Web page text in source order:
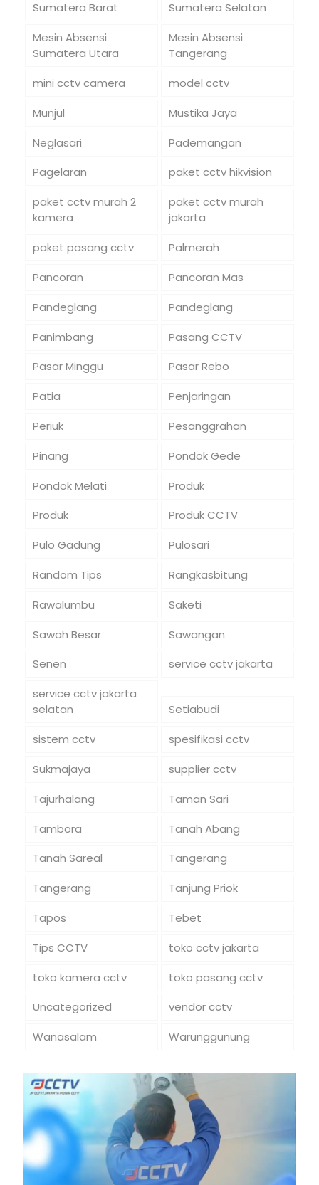
Sumatera Barat
Sumatera Selatan
Mesin Absensi
Sumatera Utara
Mesin Absensi
Tangerang
mini cctv camera
model cctv
Munjul
Mustika Jaya
Neglasari
Pademangan
Pagelaran
paket cctv hikvision
paket cctv murah 2
kamera
paket cctv murah
jakarta
paket pasang cctv
Palmerah
Pancoran
Pancoran Mas
Pandeglang
Pandeglang
Panimbang
Pasang CCTV
Pasar Minggu
Pasar Rebo
Patia
Penjaringan
Periuk
Pesanggrahan
Pinang
Pondok Gede
Pondok Melati
Produk
Produk
Produk CCTV
Pulo Gadung
Pulosari
Random Tips
Rangkasbitung
Rawalumbu
Saketi
Sawah Besar
Sawangan
Senen
service cctv jakarta
service cctv jakarta
selatan
Setiabudi
sistem cctv
spesifikasi cctv
Sukmajaya
supplier cctv
Tajurhalang
Taman Sari
Tambora
Tanah Abang
Tanah Sareal
Tangerang
Tangerang
Tanjung Priok
Tapos
Tebet
Tips CCTV
toko cctv jakarta
toko kamera cctv
toko pasang cctv
Uncategorized
vendor cctv
Wanasalam
Warunggunung